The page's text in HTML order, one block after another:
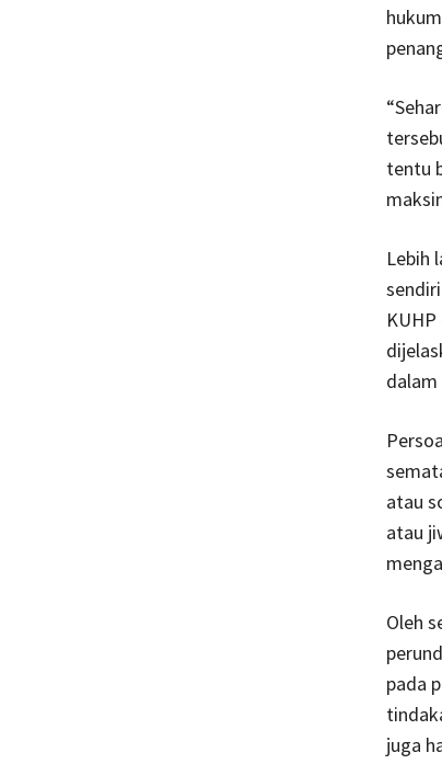
tentu
Lebih
dalam
atau
atau
Oleh
pada
juga